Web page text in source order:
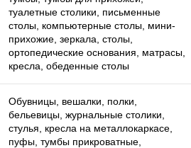
туалетные столики, письменные
столы, компьютерные столы, мини-
прихожие, зеркала, столы,
ортопедические основания, матрасы,
кресла, обеденные столы
Обувницы, вешалки, полки,
бельевицы, журнальные столики,
стулья, кресла на металлокаркасе,
пуфы, тумбы прикроватные,